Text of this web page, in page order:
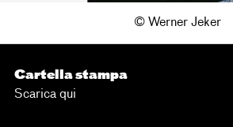
© Werner Jeker
Cartella stampa
Scarica qui